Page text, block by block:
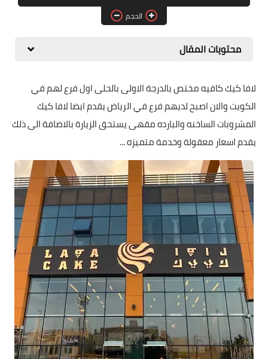
الحجم
محتويات المقال
لافا كيك كافيه مختص بالدرجة الاولى بالحلى اول فرع لهم في
الكويت والان اصبح لديهم فرع في الرياض يقدم ايضا لافا كيك
المشروبات الساخنه والبارده مقهى يستحق الزيارة بالاضافة الى ذلك
يقدم اسعار معقولة وخدمة متميزه ...